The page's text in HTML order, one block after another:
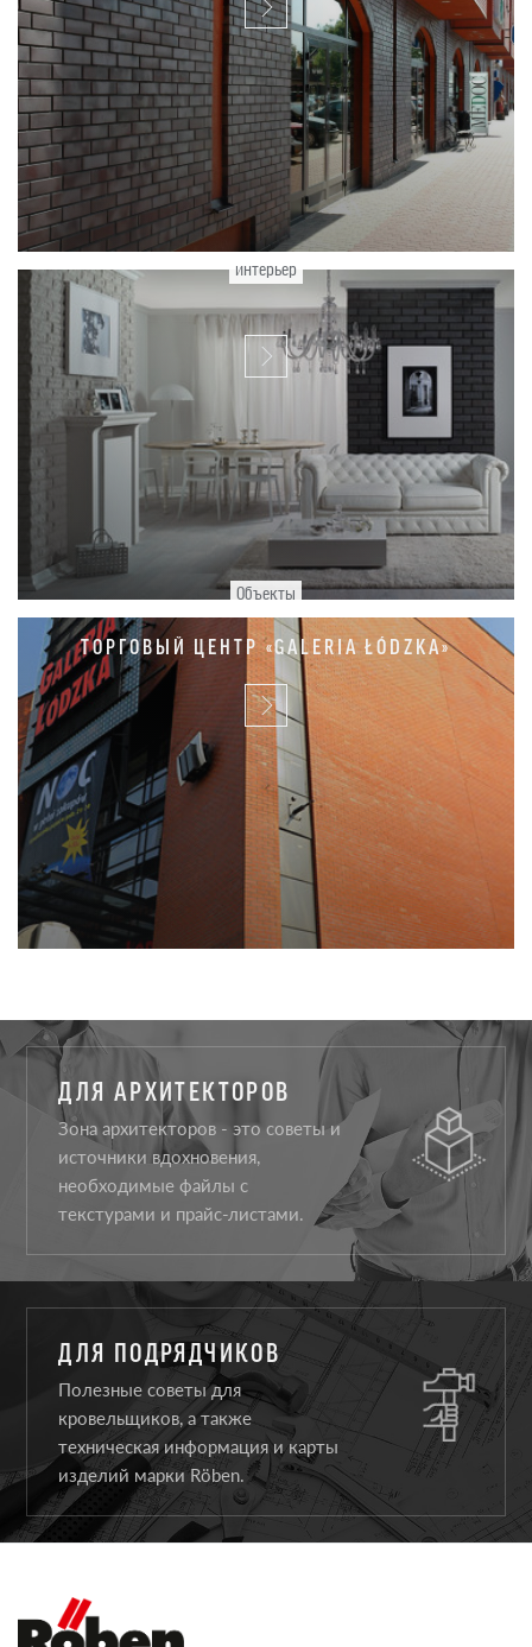
интерьер
Объекты
ТОРГОВЫЙ ЦЕНТР «GALERIA ŁÓDZKA»
ДЛЯ АРХИТЕКТОРОВ
Зона архитекторов - это советы и
источники вдохновения,
необходимые файлы с
текстурами и прайс-листами.
ДЛЯ ПОДРЯДЧИКОВ
Полезные советы для
кровельщиков, а также
техническая информация и карты
изделий марки Röben.